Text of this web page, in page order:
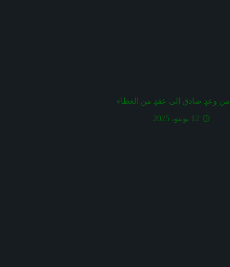
من وعدٍ صادق إلى عقدٍ من العطاء
12 يونيو، 2025